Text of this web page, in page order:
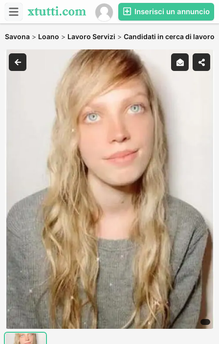
Inserisci un annuncio
Savona > Loano > Lavoro Servizi > Candidati in cerca di lavoro